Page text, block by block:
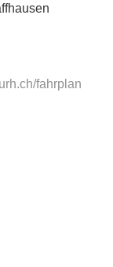
urh.ch/fahrplan